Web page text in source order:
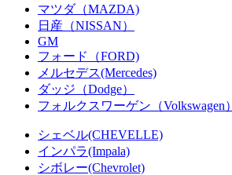
マツダ（MAZDA)
日産（NISSAN）
GM
フォード（FORD)
メルセデス(Mercedes)
ダッジ（Dodge）
フォルクスワーゲン（Volkswagen）
シェベル(CHEVELLE)
インパラ(Impala)
シボレー(Chevrolet)